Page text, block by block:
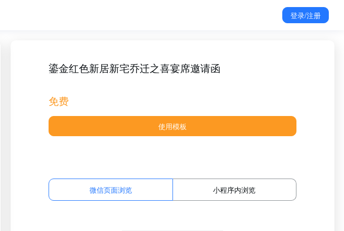
登录/注册
鎏金红色新居新宅乔迁之喜宴席邀请函
免费
使用模板
微信页面浏览 小程序内浏览